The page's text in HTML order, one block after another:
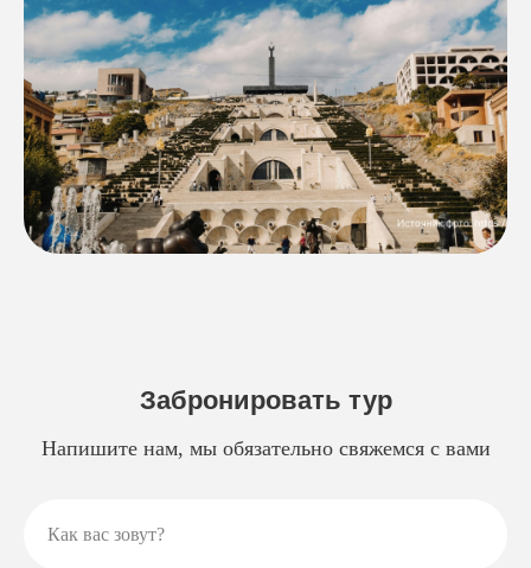
Забронировать тур
Напишите нам, мы обязательно свяжемся с вами
Как вас зовут?